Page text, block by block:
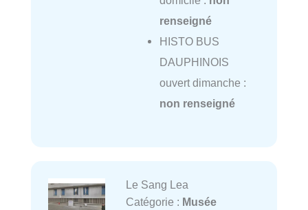
renseigné
HISTO BUS
DAUPHINOIS
ouvert dimanche :
non renseigné
Le Sang Lea
Catégorie : Musée